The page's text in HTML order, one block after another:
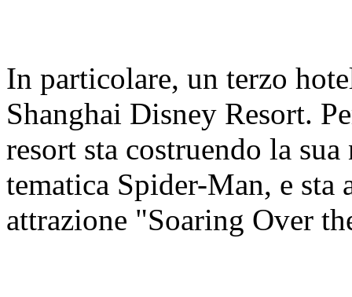
In particolare, un terzo
Shanghai Disney Resort.
resort sta costruendo la
tematica Spider-Man, e sta
attrazione "Soaring Over